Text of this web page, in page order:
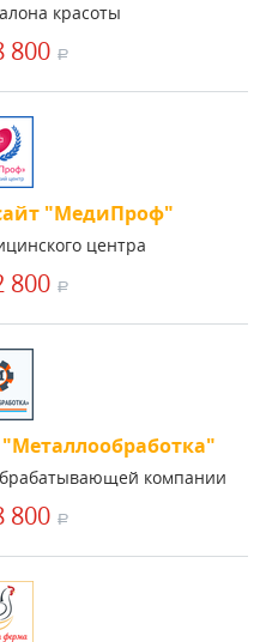
красоты
800 a
"МедиПроф"
центра
800 a
компании
800 a